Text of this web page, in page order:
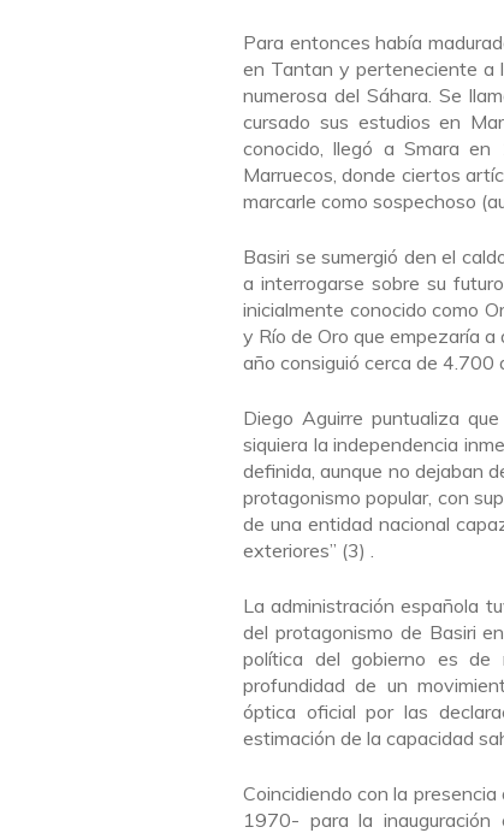
Para entonces había
en Tantan y perteneciente a
numerosa del Sáhara. Se
cursado sus estudios en
conocido, llegó a Smara
Marruecos, donde ciertos
marcarle como sospechoso
Basiri se sumergió den el
a interrogarse sobre su
inicialmente conocido como
y Río de Oro que empezaría
año consiguió cerca de 4.700
Diego Aguirre puntualiza
siquiera la independencia
definida, aunque no dejaban
protagonismo popular, con
de una entidad nacional
exteriores” (3) .
La administración española
del protagonismo de Basiri
política del gobierno ­es
profundidad de un
óptica oficial por las
estimación de la capacidad
Coincidiendo con la
1970- para la inauguración